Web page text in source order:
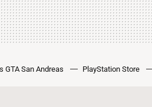
GTA San Andreas PlayStation Store